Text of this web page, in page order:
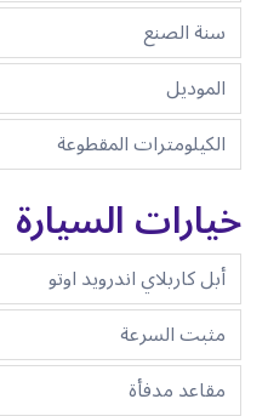
سنة الصنع
الموديل
الكيلومترات المقطوعة
خيارات السيارة
أبل كاربلاي اندرويد اوتو
مثبت السرعة
مقاعد مدفأة